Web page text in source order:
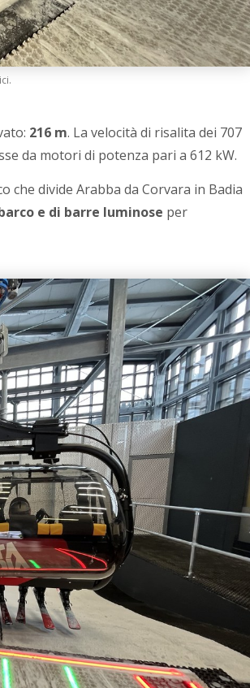
216 m. La velocità di risalita dei 707
da motori di potenza pari a 612 kW.
che divide Arabba da Corvara in Badia
e di barre luminose per